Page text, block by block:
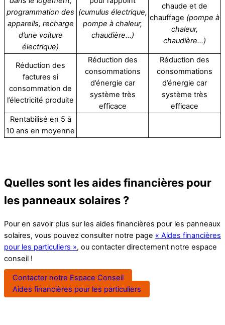
programmation des
appareils, recharge
d’une voiture
électrique)
(cumulus électrique,
pompe à chaleur,
chaudière…)
chaude et de
chauffage (pompe à
chaleur,
chaudière…)
Réduction des
factures si
consommation de
l’électricité produite
Réduction des
consommations
d’énergie car
système très
efficace
Réduction des
consommations
d’énergie car
système très
efficace
Rentabilisé en 5 à
10 ans en moyenne
Quelles sont les aides financières pour
les panneaux solaires ?
Pour en savoir plus sur les aides financières pour les panneaux
solaires, vous pouvez consulter notre page « Aides financières
pour les particuliers », ou contacter directement notre espace
conseil !
Contacter notre Espace Conseil
Aides financières pour les particuliers